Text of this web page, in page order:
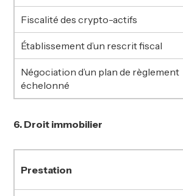
Fiscalité des crypto-actifs
Établissement d’un rescrit fiscal
Négociation d’un plan de règlement
échelonné
6. Droit immobilier
Prestation